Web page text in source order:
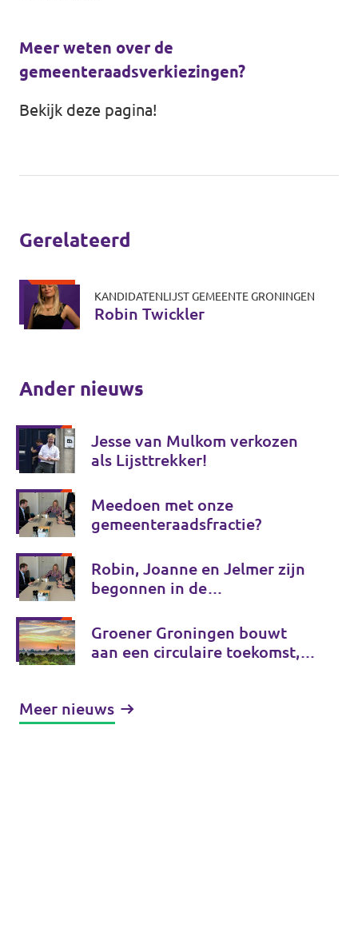
Meer weten over de
gemeenteraadsverkiezingen?
Bekijk deze pagina!
Gerelateerd
KANDIDATENLIJST GEMEENTE GRONINGEN
Robin Twickler
Ander nieuws
Jesse van Mulkom verkozen
als Lijsttrekker!
Meedoen met onze
gemeenteraadsfractie?
Robin, Joanne en Jelmer zijn
begonnen in de
Groener Groningen bouwt
aan een circulaire toekomst,
Meer nieuws